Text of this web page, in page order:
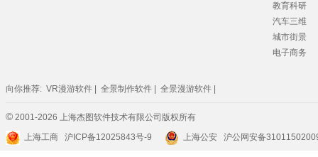
教育科研
汽车三维
城市街景
电子商务
向你推荐: VR漫游软件 全景制作软件 全景漫游软件
© 2001-2026 上海杰图软件技术有限公司版权所有
上海工商
沪ICP备12025843号-9 上海公安 沪公网安备